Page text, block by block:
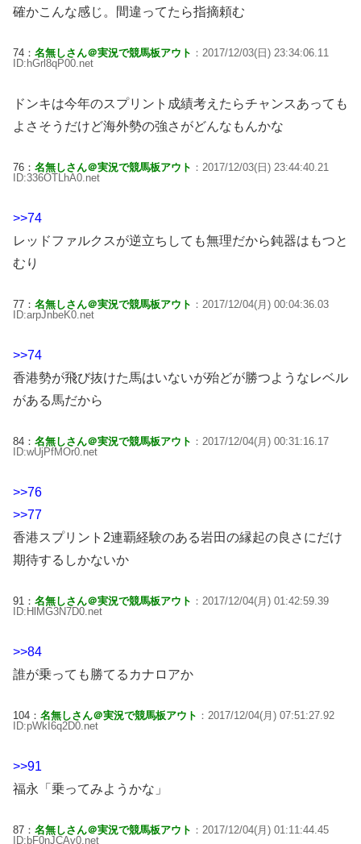
確かこんな感じ。間違ってたら指摘頼む
74： 名無しさん＠実況で競馬板アウト ：2017/12/03(日) 23:34:06.11
ID:hGrl8qP00.net
ドンキは今年のスプリント成績考えたらチャンスあっても
よさそうだけど海外勢の強さがどんなもんかな
76： 名無しさん＠実況で競馬板アウト ：2017/12/03(日) 23:44:40.21
ID:336OTLhA0.net
>>74
レッドファルクスが逆立ちしても無理だから鈍器はもつと
むり
77： 名無しさん＠実況で競馬板アウト ：2017/12/04(月) 00:04:36.03
ID:arpJnbeK0.net
>>74
香港勢が飛び抜けた馬はいないが殆どが勝つようなレベル
がある馬だから
84： 名無しさん＠実況で競馬板アウト ：2017/12/04(月) 00:31:16.17
ID:wUjPfMOr0.net
>>76
>>77
香港スプリント2連覇経験のある岩田の縁起の良さにだけ
期待するしかないか
91： 名無しさん＠実況で競馬板アウト ：2017/12/04(月) 01:42:59.39
ID:HlMG3N7D0.net
>>84
誰が乗っても勝てるカナロアか
104： 名無しさん＠実況で競馬板アウト ：2017/12/04(月) 07:51:27.92
ID:pWkI6q2D0.net
>>91
福永「乗ってみようかな」
87： 名無しさん＠実況で競馬板アウト ：2017/12/04(月) 01:11:44.45
ID:bF0nJCAv0.net